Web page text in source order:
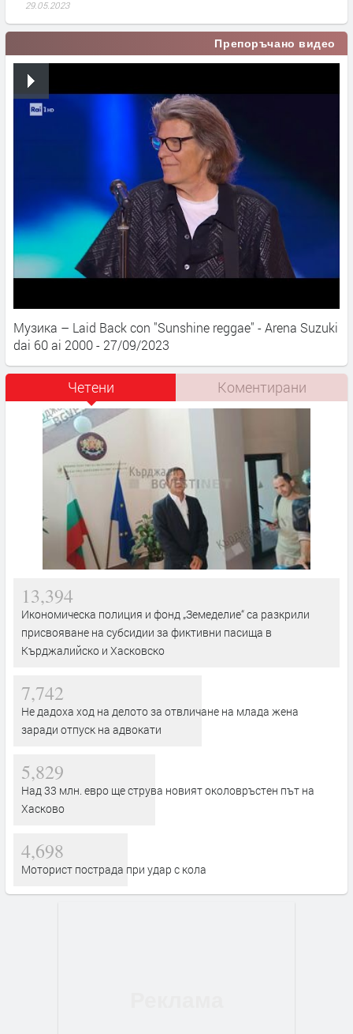
29.05.2023
Препоръчано видео
Музика – Laid Back con "Sunshine reggae" - Arena Suzuki
dai 60 ai 2000 - 27/09/2023
Четени Коментирани
13,394
Икономическа полиция и фонд „Земеделие“ са разкрили
присвояване на субсидии за фиктивни пасища в
Кърджалийско и Хасковско
7,742
Не дадоха ход на делото за отвличане на млада жена
заради отпуск на адвокати
5,829
Над 33 млн. евро ще струва новият околовръстен път на
Хасково
4,698
Моторист пострада при удар с кола